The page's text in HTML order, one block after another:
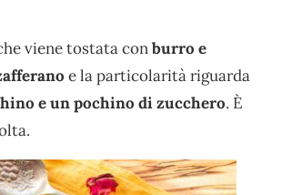
viene tostata conburro e
e la particolarità riguarda
e un pochino di zucchero. È